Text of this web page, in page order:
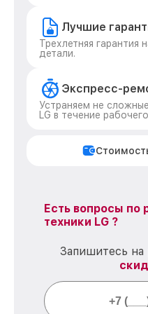
Лучшие
Трехлетняя гарантия
детали.
Экспресс-
Устраняем не
LG в течение
Есть вопросы по
техники LG ?
Запишитесь на